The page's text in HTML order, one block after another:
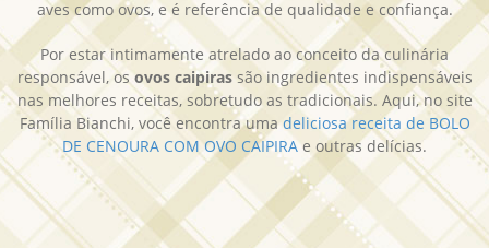
aves como ovos, e é referência de qualidade e confiança.
Por estar intimamente atrelado ao conceito da culinária
responsável, osovos caipirassão ingredientes indispensáveis
nas melhores receitas, sobretudo as tradicionais. Aqui, no site
Família Bianchi, você encontra umadeliciosa receita de BOLO
DE CENOURA COM OVO CAIPIRAe outras delícias.